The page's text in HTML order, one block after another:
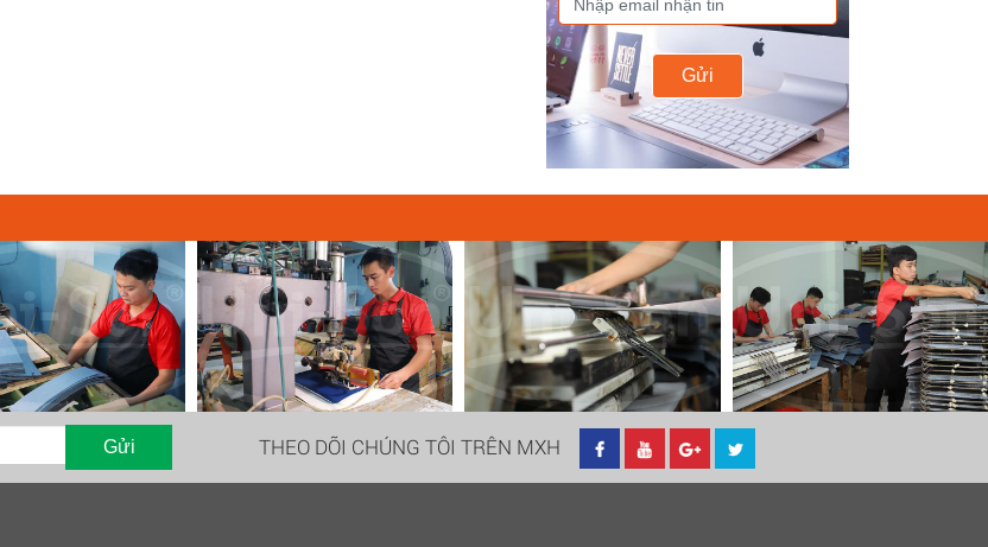
Gửi
Gửi THEO DÕI CHÚNG TÔI TRÊN MXH